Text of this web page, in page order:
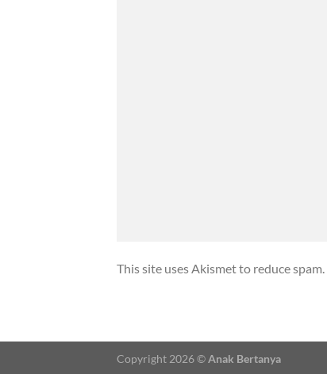
This site uses Akismet to reduce spam.
Copyright 2026 ©Anak Bertanya